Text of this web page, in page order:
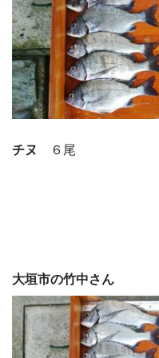
チヌ ６尾
大垣市の竹中さん